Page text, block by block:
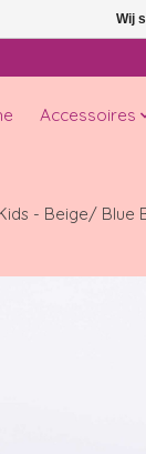
Accessoires
- Beige/ Blue
Wij